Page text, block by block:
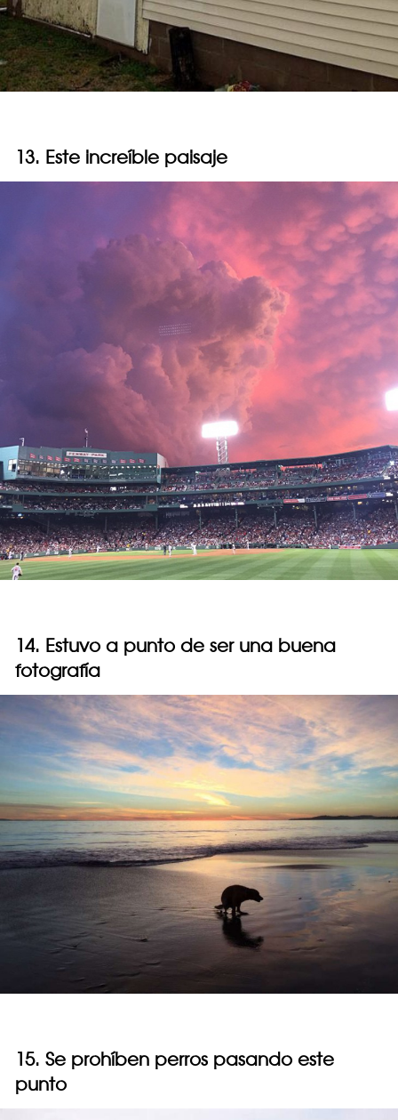
13. Este increíble paisaje
14. Estuvo a punto de ser una buena
fotografía
15. Se prohíben perros pasando este
punto